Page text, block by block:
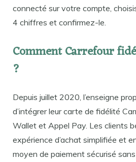
connecté sur votre compte,
4 chiffres et confirmez-le.
Comment Carrefour
?
Depuis juillet 2020, l’enseigne
d’intégrer leur carte de fidélité
Wallet et Appel Pay. Les clients
expérience d’achat simplifiée et
moyen de paiement sécurisé